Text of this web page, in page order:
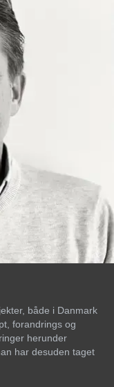
både i Danmark
forandrings og
herunder
har desuden taget